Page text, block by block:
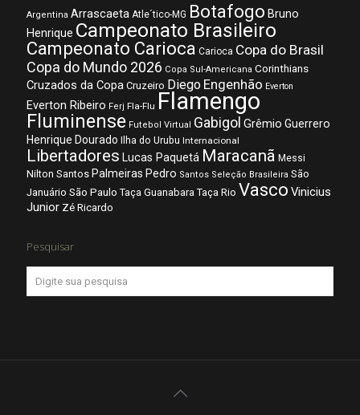
Argentina Arrascaeta Atle´tico-MG Botafogo Bruno
Henrique Campeonato Brasileiro
Campeonato Carioca Carioca Copa do Brasil
Copa do Mundo 2026 Copa Sul-Americana Corinthians
Cruzados da Copa Cruzeiro Diego Engenhão Everton
Everton Ribeiro Ferj Fla-Flu Flamengo
Fluminense Futebol Virtual Gabigol Grêmio Guerrero
Henrique Dourado Ilha do Urubu Internacional
Libertadores Lucas Paquetá Maracanã Messi
Nilton Santos Palmeiras Pedro Santos Seleção Brasileira São
Januário São Paulo Taça Guanabara Taça Rio Vasco Vinicius
Junior Zé Ricardo
Pesquisar